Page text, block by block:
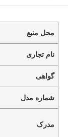
محل منبع
نام تجاری
گواهی
شماره مدل
مدرک